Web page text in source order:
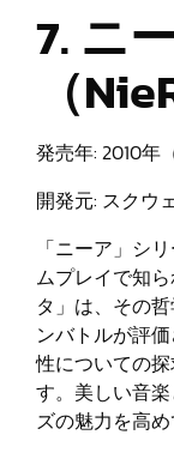
7. ニ
（
発売年: 2010年
開発元: スクウ
「ニーア」シ
ムプレイで知
タ」は、その
ンバトルが評
性についての
す。美しい音
ズの魅力を高め